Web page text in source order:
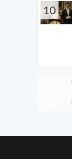
10